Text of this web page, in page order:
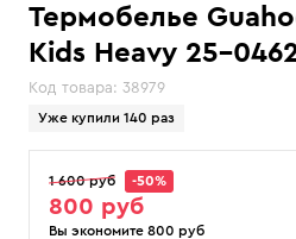
Термобелье
Kids Heavy 25-
Код товара: 38979
Уже купили 140 раз
1 600 руб -50%
800 руб
Вы экономите 800 руб